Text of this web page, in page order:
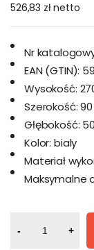
526,83 złnetto
Nr
EAN (GTIN):
Wysokość:
Szerokość:
Głębokość:
Kolor: bialy
Materiał
Maksymalne
- +